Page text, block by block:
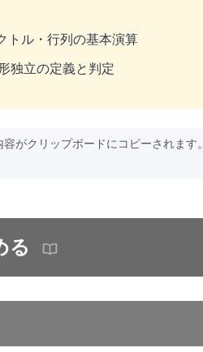
ル・行列の基本演算
独立の定義と判定
がクリップボードにコピーされます。
る